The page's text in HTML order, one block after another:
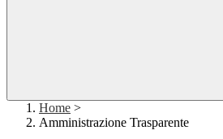
Home >
Amministrazione Trasparente